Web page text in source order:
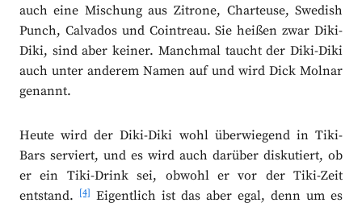
auch eine Mischung aus Zitrone, Charteuse, Swedish
Punch, Calvados und Cointreau. Sie heißen zwar Diki-
Diki, sind aber keiner. Manchmal taucht der Diki-Diki
auch unter anderem Namen auf und wird Dick Molnar
genannt.
Heute wird der Diki-Diki wohl überwiegend in Tiki-
Bars serviert, und es wird auch darüber diskutiert, ob
er ein Tiki-Drink sei, obwohl er vor der Tiki-Zeit
entstand.[4] Eigentlich ist das aber egal, denn um es